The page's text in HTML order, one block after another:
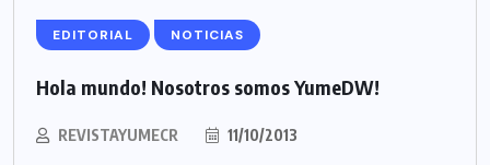
EDITORIAL NOTICIAS
Hola mundo! Nosotros somos YumeDW!
REVISTAYUMECR 11/10/2013